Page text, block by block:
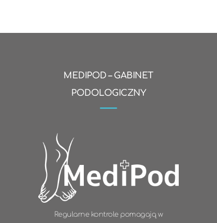
MEDIPOD – GABINET
PODOLOGICZNY
Regularne kontrole pomagają w